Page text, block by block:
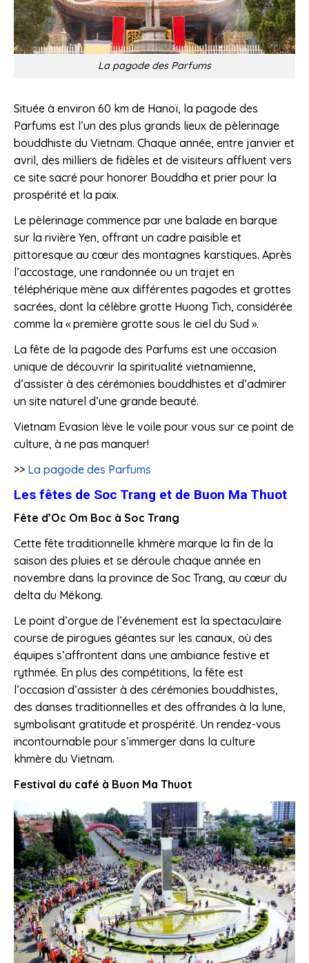
La pagode des Parfums
Située à environ 60 km de Hanoï, la pagode des
Parfums est l’un des plus grands lieux de pèlerinage
bouddhiste du Vietnam. Chaque année, entre janvier et
avril, des milliers de fidèles et de visiteurs affluent vers
ce site sacré pour honorer Bouddha et prier pour la
prospérité et la paix.
Le pèlerinage commence par une balade en barque
sur la rivière Yen, offrant un cadre paisible et
pittoresque au cœur des montagnes karstiques. Après
l’accostage, une randonnée ou un trajet en
téléphérique mène aux différentes pagodes et grottes
sacrées, dont la célèbre grotte Huong Tich, considérée
comme la « première grotte sous le ciel du Sud ».
La fête de la pagode des Parfums est une occasion
unique de découvrir la spiritualité vietnamienne,
d’assister à des cérémonies bouddhistes et d’admirer
un site naturel d’une grande beauté.
Vietnam Evasion lève le voile pour vous sur ce point de
culture, à ne pas manquer!
>> La pagode des Parfums
Les fêtes de Soc Trang et de Buon Ma Thuot
Fête d’Oc Om Boc à Soc Trang
Cette fête traditionnelle khmère marque la fin de la
saison des pluies et se déroule chaque année en
novembre dans la province de Soc Trang, au cœur du
delta du Mékong.
Le point d’orgue de l’événement est la spectaculaire
course de pirogues géantes sur les canaux, où des
équipes s’affrontent dans une ambiance festive et
rythmée. En plus des compétitions, la fête est
l’occasion d’assister à des cérémonies bouddhistes,
des danses traditionnelles et des offrandes à la lune,
symbolisant gratitude et prospérité. Un rendez-vous
incontournable pour s’immerger dans la culture
khmère du Vietnam.
Festival du café à Buon Ma Thuot